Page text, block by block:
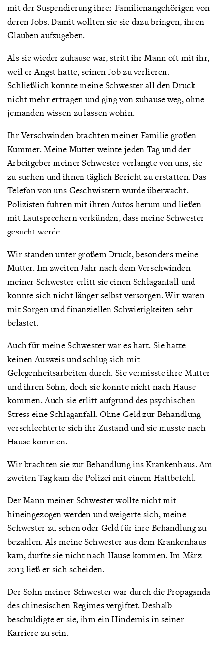
mit der Suspendierung ihrer Familienangehörigen von
deren Jobs. Damit wollten sie sie dazu bringen, ihren
Glauben aufzugeben.
Als sie wieder zuhause war, stritt ihr Mann oft mit ihr,
weil er Angst hatte, seinen Job zu verlieren.
Schließlich konnte meine Schwester all den Druck
nicht mehr ertragen und ging von zuhause weg, ohne
jemanden wissen zu lassen wohin.
Ihr Verschwinden brachten meiner Familie großen
Kummer. Meine Mutter weinte jeden Tag und der
Arbeitgeber meiner Schwester verlangte von uns, sie
zu suchen und ihnen täglich Bericht zu erstatten. Das
Telefon von uns Geschwistern wurde überwacht.
Polizisten fuhren mit ihren Autos herum und ließen
mit Lautsprechern verkünden, dass meine Schwester
gesucht werde.
Wir standen unter großem Druck, besonders meine
Mutter. Im zweiten Jahr nach dem Verschwinden
meiner Schwester erlitt sie einen Schlaganfall und
konnte sich nicht länger selbst versorgen. Wir waren
mit Sorgen und finanziellen Schwierigkeiten sehr
belastet.
Auch für meine Schwester war es hart. Sie hatte
keinen Ausweis und schlug sich mit
Gelegenheitsarbeiten durch. Sie vermisste ihre Mutter
und ihren Sohn, doch sie konnte nicht nach Hause
kommen. Auch sie erlitt aufgrund des psychischen
Stress eine Schlaganfall. Ohne Geld zur Behandlung
verschlechterte sich ihr Zustand und sie musste nach
Hause kommen.
Wir brachten sie zur Behandlung ins Krankenhaus. Am
zweiten Tag kam die Polizei mit einem Haftbefehl.
Der Mann meiner Schwester wollte nicht mit
hineingezogen werden und weigerte sich, meine
Schwester zu sehen oder Geld für ihre Behandlung zu
bezahlen. Als meine Schwester aus dem Krankenhaus
kam, durfte sie nicht nach Hause kommen. Im März
2013 ließ er sich scheiden.
Der Sohn meiner Schwester war durch die Propaganda
des chinesischen Regimes vergiftet. Deshalb
beschuldigte er sie, ihm ein Hindernis in seiner
Karriere zu sein.